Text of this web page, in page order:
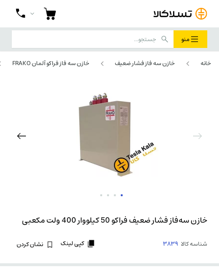
منو
خانه خازن سه فاز فشار ضعیف خازن سه فاز فراکو آلمان FRAKO
خازن سه‌فاز فشار ضعیف فراکو 50 کیلووار 400 ولت مکعبی
شناسه کالا 3839 کپی لینک نشان کردن